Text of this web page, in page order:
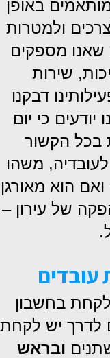
באופן
ולמטרות
מספקים
שירות
דבקנו
כי יום
בכל הקשור
משהו
הוא מאורגן
של עירון –
עובדים
בחשבון
לדרך יש לקחת
ובראש